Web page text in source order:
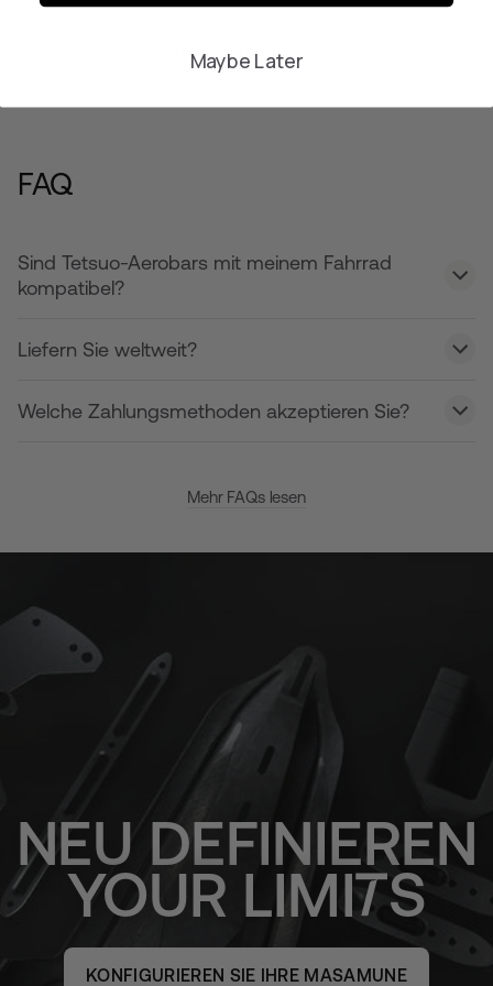
Kanada, Frankreich, Deutschland, Italien, Spanien, Vereinigtes
Königreich, Vereinigte Staaten.
FAQ
Sind Tetsuo-Aerobars mit meinem Fahrrad
kompatibel?
Liefern Sie weltweit?
Welche Zahlungsmethoden akzeptieren Sie?
Mehr FAQs lesen
NEU DEFINIEREN
YOUR LIMI S
KONFIGURIEREN SIE IHRE MASAMUNE
Maybe Later